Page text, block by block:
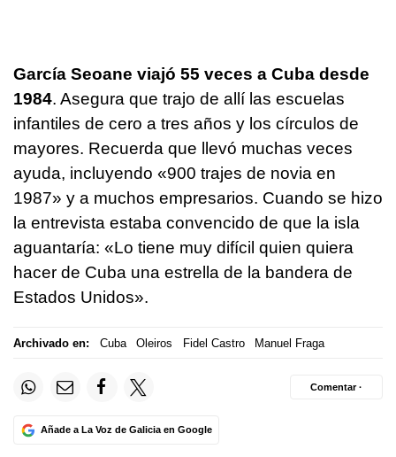
García Seoane viajó 55 veces a Cuba desde
1984. Asegura que trajo de allí las escuelas
infantiles de cero a tres años y los círculos de
mayores. Recuerda que llevó muchas veces
ayuda, incluyendo «900 trajes de novia en
1987» y a muchos empresarios. Cuando se hizo
la entrevista estaba convencido de que la isla
aguantaría: «Lo tiene muy difícil quien quiera
hacer de Cuba una estrella de la bandera de
Estados Unidos».
Archivado en: Cuba Oleiros Fidel Castro Manuel Fraga
Añade a La Voz de Galicia en Google
Comentar ·